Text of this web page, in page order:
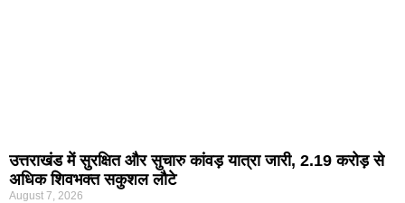
उत्तराखंड में सुरक्षित और सुचारु कांवड़ यात्रा जारी, 2.19 करोड़ से
अधिक शिवभक्त सकुशल लौटे
August 7, 2026